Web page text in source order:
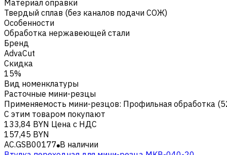
Материал оправки
Твердый сплав (без каналов подачи СОЖ)
Особенности
Обработка нержавеющей стали
Бренд
AdvaCut
Скидка
15%
Вид номенклатуры
Расточные мини-резцы
Применяемость мини-резцов: Профильная обработка
С этим товаром покупают
133,84 BYN Цена с НДС
157,45 BYN
AC.GSB00177 В наличии